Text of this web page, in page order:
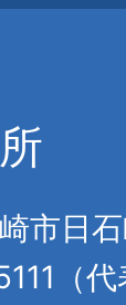
市日
（代